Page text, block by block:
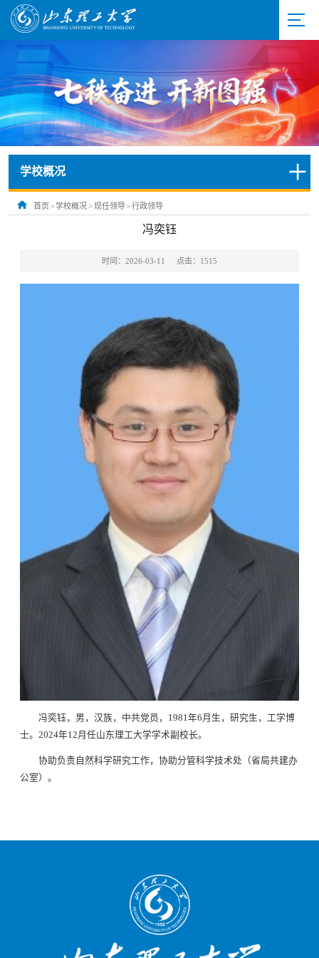
学校概况
首页>学校概况>现任领导>行政领导
冯奕钰
时间：2026-03-11 点击： 1515
冯奕钰，男，汉族，中共党员，1981年6月生，研究生，工学博
士。2024年12月任山东理工大学学术副校长。
协助负责自然科学研究工作，协助分管科学技术处（省局共建办
公室）。